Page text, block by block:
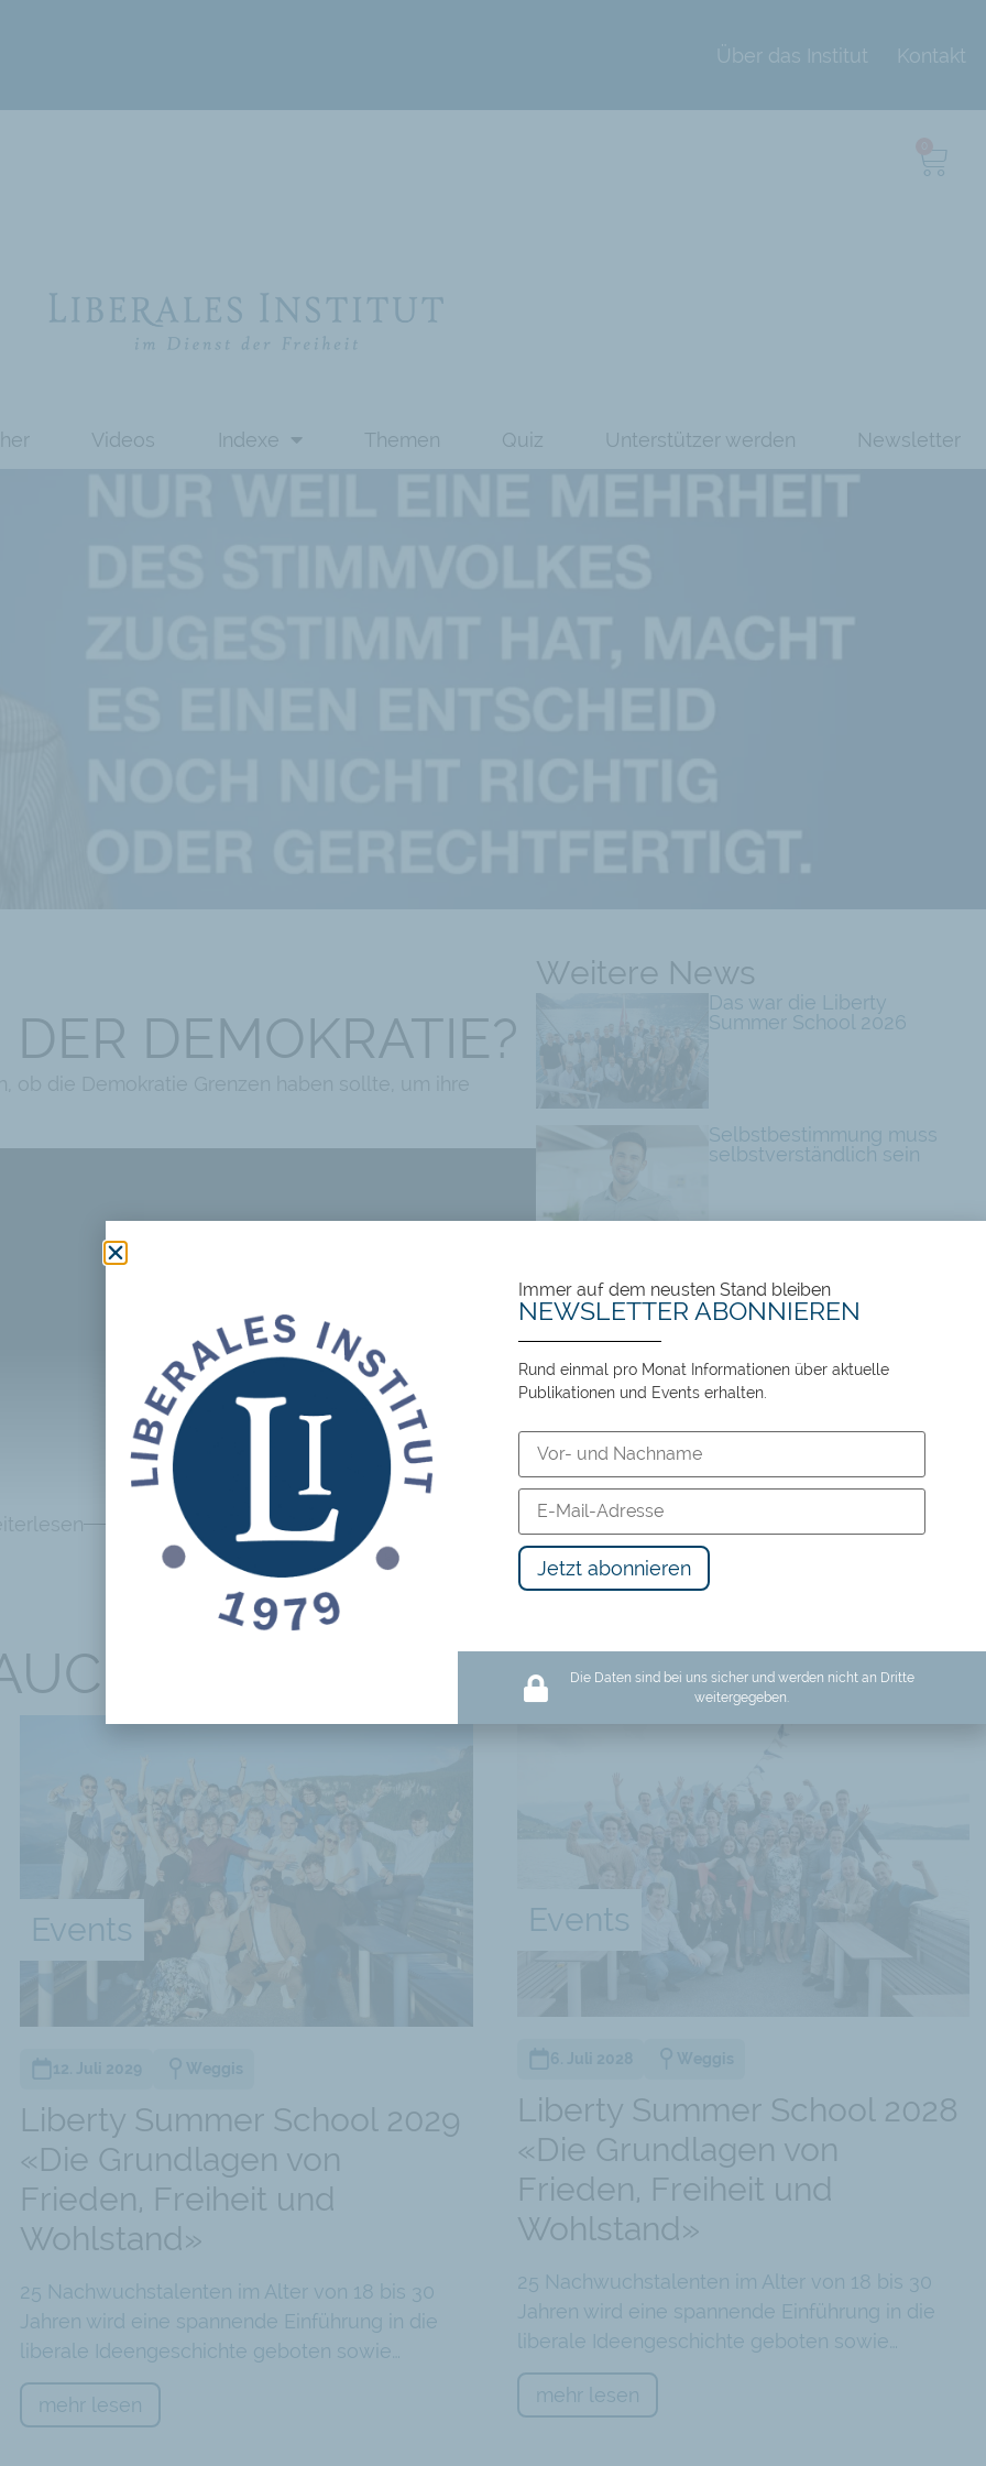
Chatbot
Über das Institut Kontakt
Videos Indexe Themen Quiz Unterstützer werden Newsletter
DEMOKRATIE?
Weitere News
Das war die Liberty
Summer School 2026
Selbstbestimmung muss
selbstverständlich sein
schaut vor allem für sich
selbst
Tags:
Minderheitenschutz,Video
INTERESSIEREN
Events
Liberty Summer School 2029
«Die Grundlagen von
Frieden, Freiheit und
Wohlstand»
25 Nachwuchstalenten im Alter von 18 bis 30
Jahren wird eine spannende Einführung in die
liberale Ideengeschichte geboten sowie…
mehr lesen
Events
Liberty Summer School 2028
«Die Grundlagen von
Frieden, Freiheit und
Wohlstand»
25 Nachwuchstalenten im Alter von 18 bis 30
Jahren wird eine spannende Einführung in die
liberale Ideengeschichte geboten sowie…
mehr lesen
Immer auf dem neusten Stand bleiben
NEWSLETTER ABONNIEREN
Rund einmal pro Monat Informationen über aktuelle
Publikationen und Events erhalten.
Die Daten sind bei uns sicher und werden nicht an Dritte
weitergegeben.